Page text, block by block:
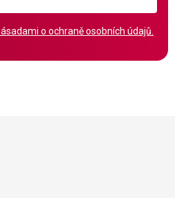
o ochraně osobních údajů.